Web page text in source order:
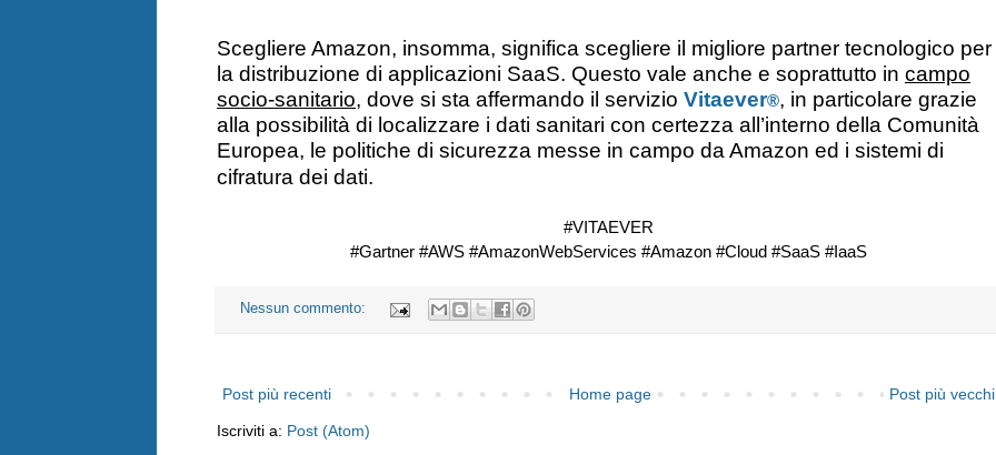
Scegliere Amazon, insomma, significa scegliere il migliore partner tecnologico per
la distribuzione di applicazioni SaaS. Questo vale anche e soprattutto in campo
socio-sanitario, dove si sta affermando il servizio Vitaever®, in particolare grazie
alla possibilità di localizzare i dati sanitari con certezza all’interno della Comunità
Europea, le politiche di sicurezza messe in campo da Amazon ed i sistemi di
cifratura dei dati.
#VITAEVER
#Gartner #AWS #AmazonWebServices #Amazon #Cloud #SaaS #IaaS
Nessun commento:
Post più recenti Post più vecchi
Home page
Iscriviti a: Post (Atom)